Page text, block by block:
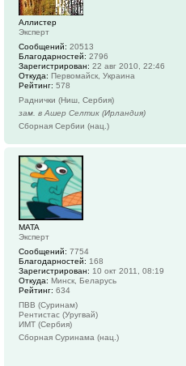
Аллистер
Эксперт
Сообщений: 20513
Благодарностей: 2796
Зарегистрирован: 22 авг 2010, 22:46
Откуда: Первомайск, Украина
Рейтинг: 578
Раднички (Ниш, Сербия)
зам. в Ашер Селтик (Ирландия)
Сборная Сербии (нац.)
MATA
Эксперт
Сообщений: 7754
Благодарностей: 168
Зарегистрирован: 10 окт 2011, 08:19
Откуда: Минск, Беларусь
Рейтинг: 634
ПВВ (Суринам)
Рентистас (Уругвай)
ИМТ (Сербия)
Сборная Суринама (нац.)